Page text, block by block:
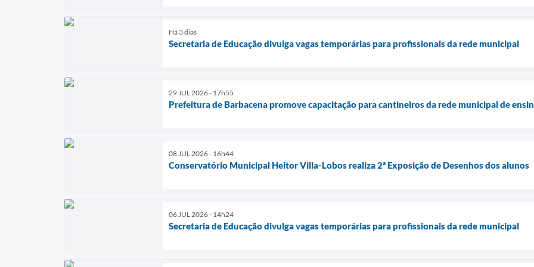
Há 3 dias
Secretaria de Educação divulga vagas temporárias para profissionais da rede municipal
29 JUL 2026 - 17h55
Prefeitura de Barbacena promove capacitação para cantineiros da rede municipal de
08 JUL 2026 - 16h44
Conservatório Municipal Heitor Villa-Lobos realiza 2ª Exposição de Desenhos dos alunos
06 JUL 2026 - 14h24
Secretaria de Educação divulga vagas temporárias para profissionais da rede municipal